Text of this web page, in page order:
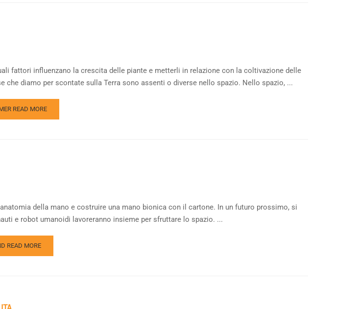
fattori influenzano la crescita delle piante e metterli in relazione con la coltivazione delle
che diamo per scontate sulla Terra sono assenti o diverse nello spazio. Nello spazio, ...
READ MORE
della mano e costruire una mano bionica con il cartone. In un futuro prossimo, si
e robot umanoidi lavoreranno insieme per sfruttare lo spazio. ...
READ MORE